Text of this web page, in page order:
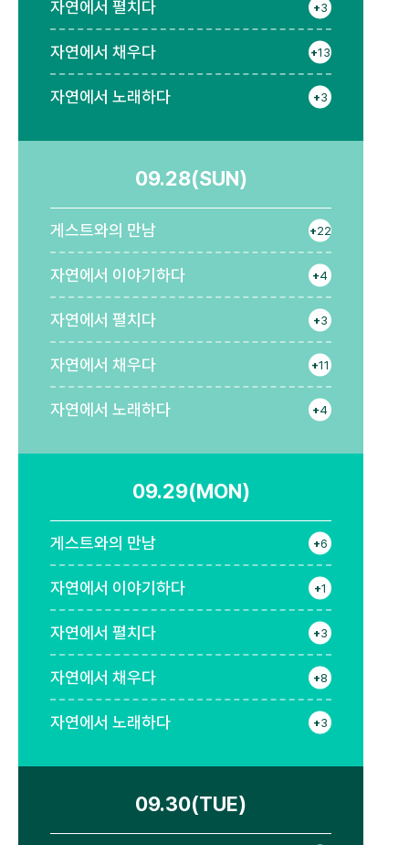
자연에서 펼치다 +3
자연에서 채우다 +13
자연에서 노래하다 +3
09.28(SUN)
게스트와의 만남 +22
자연에서 이야기하다 +4
자연에서 펼치다 +3
자연에서 채우다 +11
자연에서 노래하다 +4
09.29(MON)
게스트와의 만남 +6
자연에서 이야기하다 +1
자연에서 펼치다 +3
자연에서 채우다 +8
자연에서 노래하다 +3
09.30(TUE)